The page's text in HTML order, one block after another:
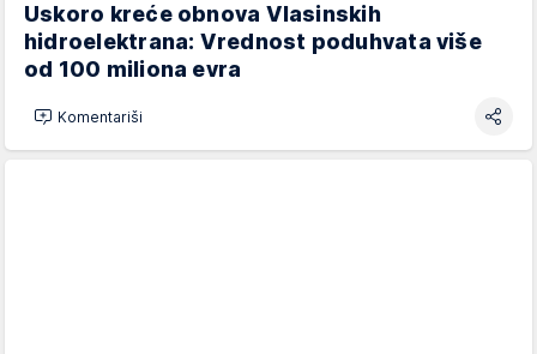
Uskoro kreće obnova Vlasinskih
hidroelektrana: Vrednost poduhvata više
od 100 miliona evra
Komentariši